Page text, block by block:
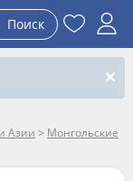
Поиск
Азии > Монгольские